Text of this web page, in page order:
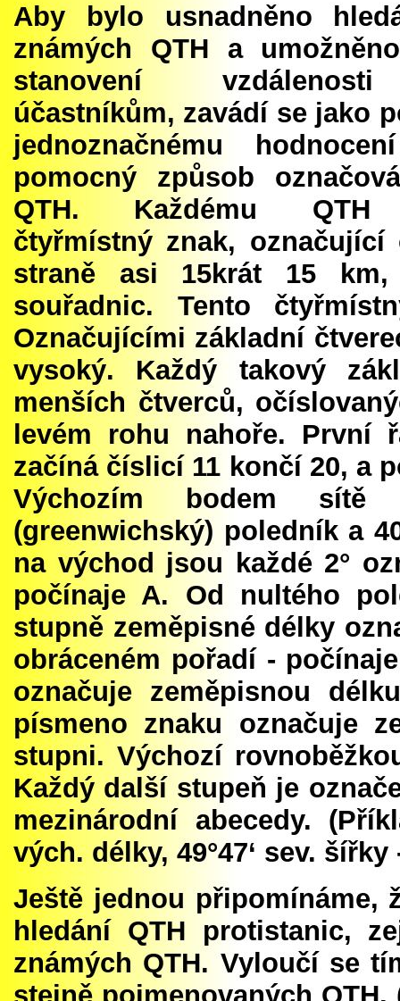
Aby bylo usnadněno
známých QTH a
stanovení
účastníkům, zavádí se jako
jednoznačnému
pomocný způsob
QTH. Každému QTH
čtyřmístný znak, označující
straně asi 15krát 15 km,
souřadnic. Tento
Označujícími základní
vysoký. Každý takový
menších čtverců,
levém rohu nahoře. První
začíná číslicí 11 končí 20, a
Výchozím bodem
(greenwichský) poledník a
na východ jsou každé 2°
počínaje A. Od nultého
stupně zeměpisné délky
obráceném pořadí -
označuje zeměpisnou
písmeno znaku označuje
stupni. Výchozí
Každý další stupeň je
mezinárodní abecedy.
vých. délky, 49°47‘ sev.
Ještě jednou připomínáme,
hledání QTH protistanic,
známých QTH. Vyloučí se